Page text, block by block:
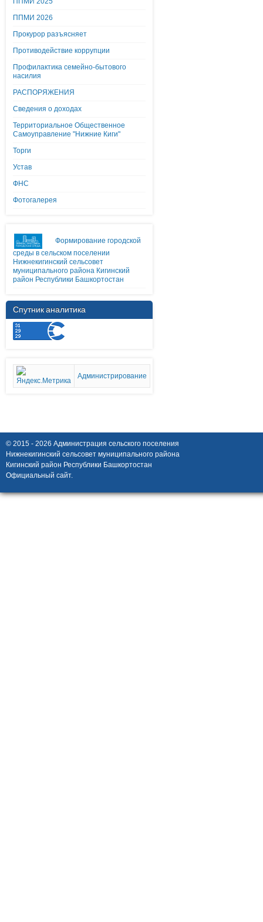
ППМИ 2026
Прокурор разъясняет
Противодействие коррупции
Профилактика семейно-бытового
насилия
РАСПОРЯЖЕНИЯ
Сведения о доходах
Территориальное Общественное
Самоуправление "Нижние Киги"
Торги
Устав
ФНС
Фотогалерея
Формирование городской
среды в сельском поселении
Нижнекигинский сельсовет
муниципального района Кигинский
район Республики Башкортостан
Спутник аналитика
Администрирование
© 2015 - 2026 Администрация сельского поселения
Нижнекигинский сельсовет муниципального района
Кигинский район Республики Башкортостан
Официальный сайт.